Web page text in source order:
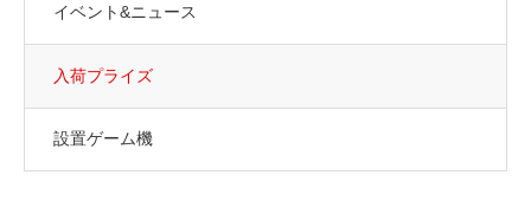
イベント&ニュース
入荷プライズ
設置ゲーム機